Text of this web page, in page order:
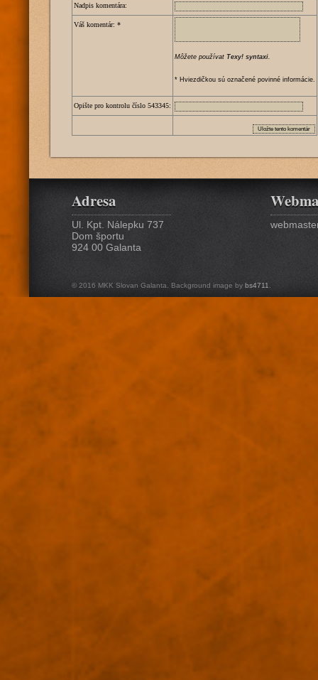
Nadpis komentára:
Váš komentár: *
Môžete používat Texy! syntaxi.
* Hviezdičkou sú označené povinné informácie.
Opište pro kontrolu číslo 543345:
Adresa
Ul. Kpt. Nálepku 737
Dom športu
924 00 Galanta
© 2016 MKK Slovan Galanta. Background image by bs4711